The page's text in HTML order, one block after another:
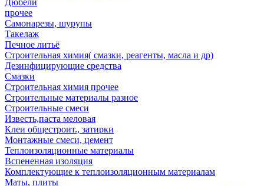
Дюбели
прочее
Самонарезы, шурупы
Такелаж
Печное литьё
Строительная химия( смазки, реагенты, масла и др)
Дезинфицирующие средства
Смазки
Строительная химия прочее
Строительные материалы разное
Строительные смеси
Известь,паста меловая
Клеи общестроит., затирки
Монтажные смеси, цемент
Теплоизоляционные материалы
Вспененная изоляция
Комплектующие к теплоизоляционным материалам
Маты, плиты